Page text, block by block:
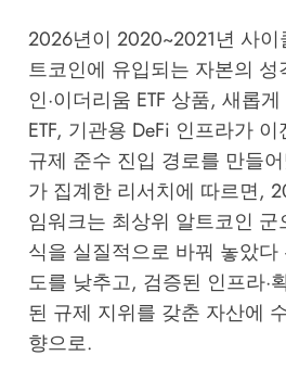
2026년이 2020~2021년 사
트코인에 유입되는 자본의
인·이더리움 ETF 상품, 새롭
ETF, 기관용 DeFi 인프라가
규제 준수 진입 경로를 만들
가 집계한 리서치에 따르면,
임워크는 최상위 알트코인
식을 실질적으로 바꿔 놓았
도를 낮추고, 검증된 인프라·
된 규제 지위를 갖춘 자산에
향으로.